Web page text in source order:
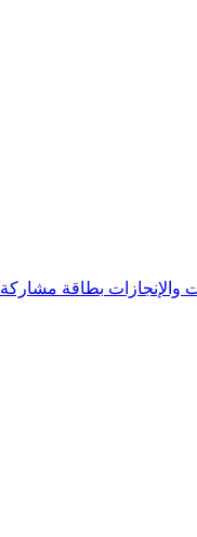
والإنجازات بطاقة مشاركة